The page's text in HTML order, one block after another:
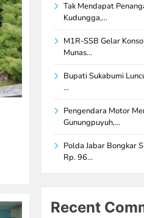
Tak Mendapat
Kudungga,…
M1R-SSB Gelar
Munas…
Bupati Sukabumi
…
Pengendara Motor
Gunungpuyuh,…
Polda Jabar Bongkar
Rp. 96…
Recent